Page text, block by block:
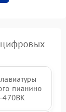
цифровых
пианино
470BK